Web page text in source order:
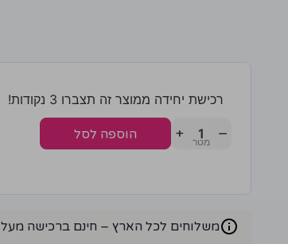
רכישת יחידה ממוצר זה תצברו 3 נקודות!
−
+ הוספה לסל
משלוחים לכל הארץ – חינם ברכישה מעל 350 ש״ח